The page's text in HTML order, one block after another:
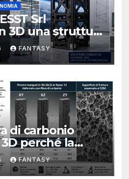
Srl
3D una struttura
Carbon PEEK
FANTASY
di carbonio
perché la
urti dipende
FANTASY